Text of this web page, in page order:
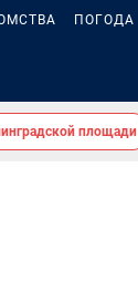
ПОГОДА
площади